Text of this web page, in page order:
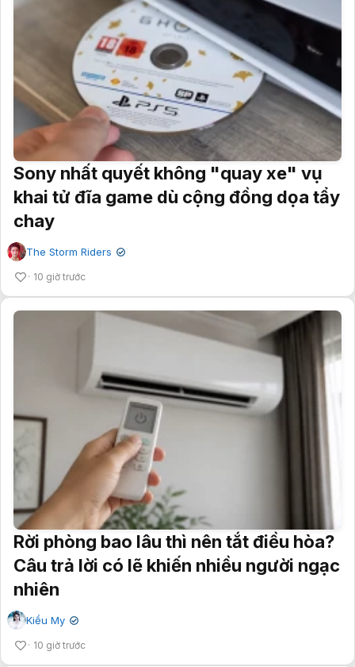
Sony nhất quyết không "quay xe" vụ
khai tử đĩa game dù cộng đồng dọa tẩy
chay
The Storm Riders ✔
10 giờ trước
Rời phòng bao lâu thì nên tắt điều hòa?
Câu trả lời có lẽ khiến nhiều người ngạc
nhiên
Kiều My ✔
10 giờ trước